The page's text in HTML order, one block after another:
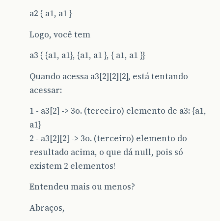
a2 { a1, a1 }
Logo, você tem
a3 { {a1, a1}, {a1, a1 }, { a1, a1 }}
Quando acessa a3[2][2][2], está tentando
acessar:
1 - a3[2] -> 3o. (terceiro) elemento de a3: {a1,
a1}
2 - a3[2][2] -> 3o. (terceiro) elemento do
resultado acima, o que dá null, pois só
existem 2 elementos!
Entendeu mais ou menos?
Abraços,